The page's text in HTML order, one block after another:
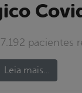
pacientes
Leia mais…